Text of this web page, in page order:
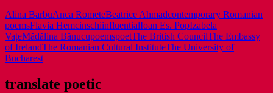
Alina BarbuAnca RometeBeatrice Ahmadcontemporary Romanian
poemsFlavia HemcinschiinfluentialIoan Es. PopIzabela
VațeMădălina BănucupoemspoetThe British CouncilThe Embassy
of IrelandThe Romanian Cultural InstituteThe University of
Bucharest
translate poetic